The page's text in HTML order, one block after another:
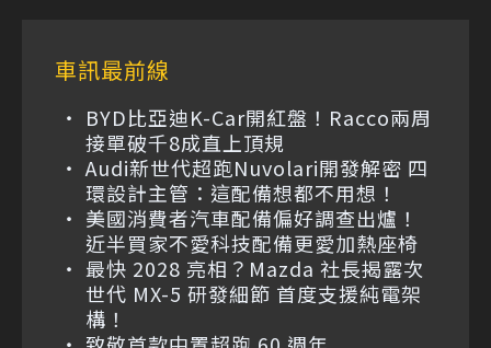
車訊最前線
BYD比亞迪K-Car開紅盤！Racco兩周
接單破千8成直上頂規
Audi新世代超跑Nuvolari開發解密 四
環設計主管：這配備想都不用想！
美國消費者汽車配備偏好調查出爐！
近半買家不愛科技配備更愛加熱座椅
最快 2028 亮相？Mazda 社長揭露次
世代 MX-5 研發細節 首度支援純電架
構！